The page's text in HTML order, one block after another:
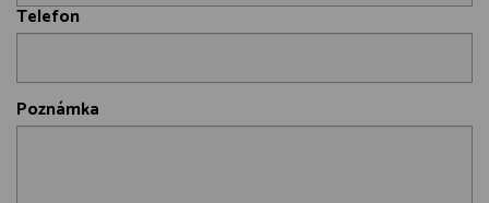
Telefon
Poznámka